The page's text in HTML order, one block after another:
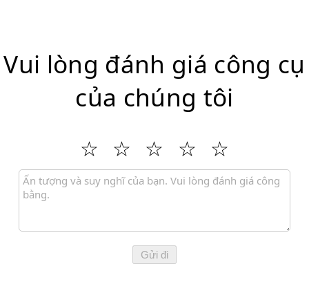
Vui lòng đánh giá công cụ
của chúng tôi
Gửi đi